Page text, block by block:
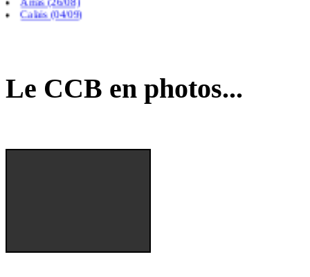
Calais (04/09)
Le CCB en photos...